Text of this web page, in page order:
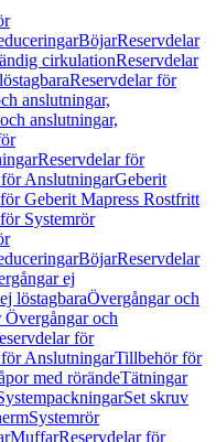
BöjarReservdelar
cirkulationReservdelar
Reservdelar för
anslutningar,
anslutningar,
Reservdelar för
AnslutningarGeberit
Geberit Mapress Rostfritt
Systemrör
BöjarReservdelar
ej
löstagbaraÖvergångar och
och
för
AnslutningarTillbehör för
med rörändeTätningar
Set skruv
Systemrör
MuffarReservdelar för